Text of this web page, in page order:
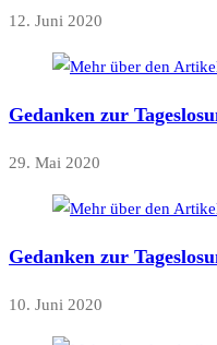
12. Juni 2020
Gedanken zur
29. Mai 2020
Gedanken zur
10. Juni 2020